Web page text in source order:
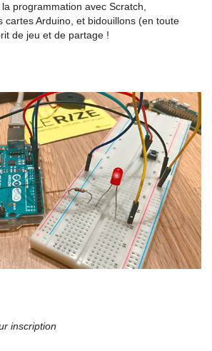
programmation avec Scratch,
cartes Arduino, et bidouillons (en toute
de jeu et de partage !
inscription